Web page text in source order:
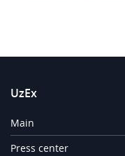
UzEx
Main
Press center